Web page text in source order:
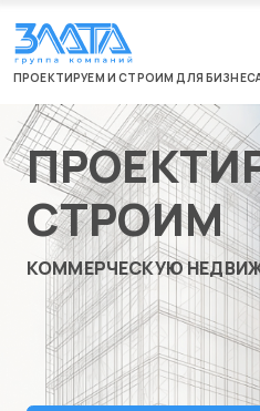
ПРОЕКТИРУЕМ И СТРОИМ ДЛЯ
СТРОИМ
КОММЕРЧЕСКУЮ